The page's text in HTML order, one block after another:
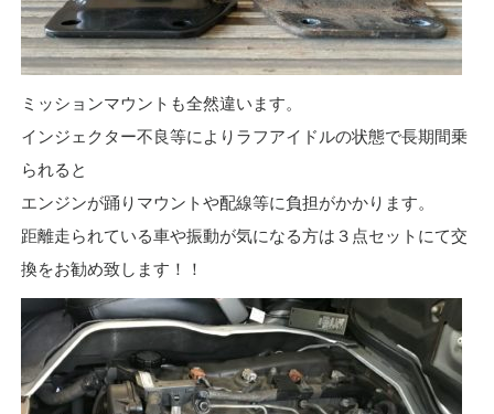
ミッションマウントも全然違います。
インジェクター不良等によりラフアイドルの状態で長期間乗
られると
エンジンが踊りマウントや配線等に負担がかかります。
距離走られている車や振動が気になる方は３点セットにて交
換をお勧め致します！！